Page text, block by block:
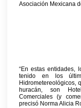
Asociación Mexicana
“En estas entidades,
tenido en los
Hidrometereológicos,
huracán, son
Comerciales (y
precisó Norma Alicia